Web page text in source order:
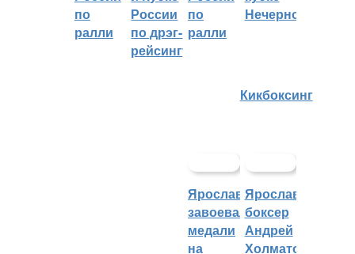
по
ралли
России
по дрэг-
рейсингу
по
ралли
Нечерноземья
Кикбоксинг
Ярославцы
завоевали
медали
на
Ярославский
боксер
Андрей
Холматов